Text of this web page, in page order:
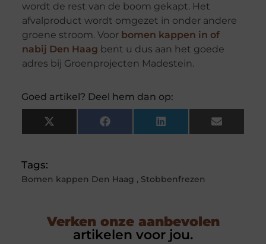
wordt de rest van de boom gekapt. Het
afvalproduct wordt omgezet in onder andere
groene stroom. Voor bomen kappen in of
nabij Den Haag bent u dus aan het goede
adres bij Groenprojecten Madestein.
Goed artikel? Deel hem dan op:
X
(Twitter)
Facebook LinkedIn Email
Tags:
Bomen kappen Den Haag , Stobbenfrezen
Verken onze aanbevolen
artikelen voor jou.